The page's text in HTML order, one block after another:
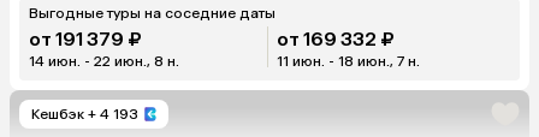
Выгодные туры на соседние даты
от 191 379 ₽
14 июн. - 22 июн., 8 н.
от 169 332 ₽
11 июн. - 18 июн., 7 н.
Кешбэк + 4 193